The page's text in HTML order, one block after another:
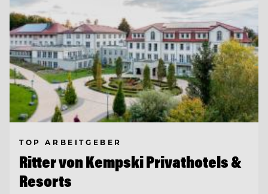
TOP ARBEITGEBER
Ritter von Kempski Privathotels &
Resorts